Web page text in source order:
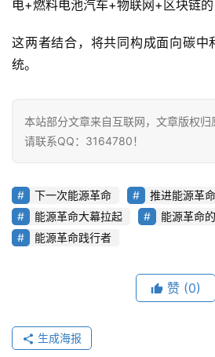
电+燃料电池汽车+物联网+区块链的
这两者结合，将共同构成面向碳中
统。
本站部分文章来自互联网，文章版权
请联系QQ：3164780！
下一次能源革命
推进能源革命
能源革命大幕拉起
能源革命
能源革命践行者
赞 (0)
生成海报